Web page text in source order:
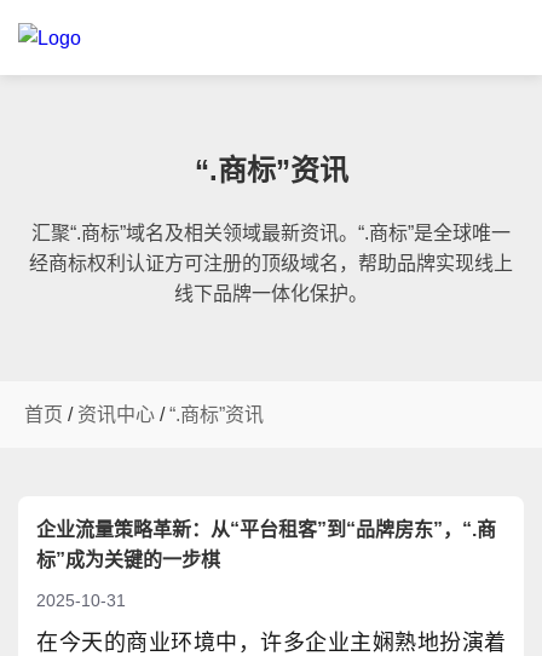
“.商标”资讯
汇聚“.商标”域名及相关领域最新资讯。“.商标”是全球唯一
经商标权利认证方可注册的顶级域名，帮助品牌实现线上
线下品牌一体化保护。
首页 / 资讯中心 /“.商标”资讯
企业流量策略革新：从“平台租客”到“品牌房东”，“.商
标”成为关键的一步棋
2025-10-31
在今天的商业环境中，许多企业主娴熟地扮演着